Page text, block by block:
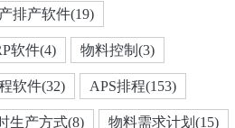
排产软件(19)
软件(4) 物料控制(3)
软件(32) APS排程(153)
生产方式(8) 物料需求计划(15)